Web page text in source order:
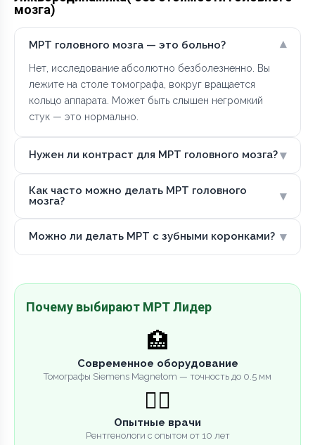
мозга)
МРТ головного мозга — это больно? ▾
Нет, исследование абсолютно безболезненно. Вы
лежите на столе томографа, вокруг вращается
кольцо аппарата. Может быть слышен негромкий
стук — это нормально.
Нужен ли контраст для МРТ головного мозга?▾
Как часто можно делать МРТ головного
мозга?
▾
Можно ли делать МРТ с зубными коронками? ▾
Почему выбирают МРТ Лидер
🏥
Современное оборудование
Томографы Siemens Magnetom — точность до 0.5 мм
👨‍⚕️
Опытные врачи
Рентгенологи с опытом от 10 лет